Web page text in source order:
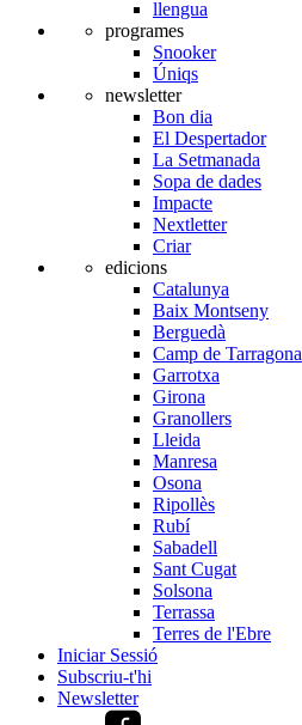
llengua
programes
Snooker
Úniqs
newsletter
Bon dia
El Despertador
La Setmanada
Sopa de dades
Impacte
Nextletter
Criar
edicions
Catalunya
Baix Montseny
Berguedà
Camp de Tarragona
Garrotxa
Girona
Granollers
Lleida
Manresa
Osona
Ripollès
Rubí
Sabadell
Sant Cugat
Solsona
Terrassa
Terres de l'Ebre
Iniciar Sessió
Subscriu-t'hi
Newsletter